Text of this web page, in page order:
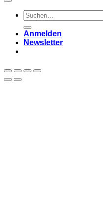
Suchen
nach:
Anmelden
Newsletter